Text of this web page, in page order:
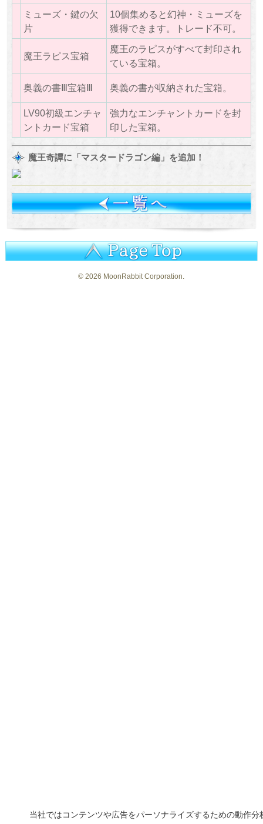
当社ではコンテンツや広告をパーソナライズするための動作
ミューズ・鍵の欠
片
10個集めると幻神・ミューズを
獲得できます。トレード不可。
魔王ラピス宝箱
魔王のラピスがすべて封印され
ている宝箱。
奥義の書Ⅲ宝箱Ⅲ 奥義の書が収納された宝箱。
LV90初級エンチャ
ントカード宝箱
強力なエンチャントカードを封
印した宝箱。
魔王奇譚に「マスタードラゴン編」を追加！
©2026 MoonRabbit Corporation.